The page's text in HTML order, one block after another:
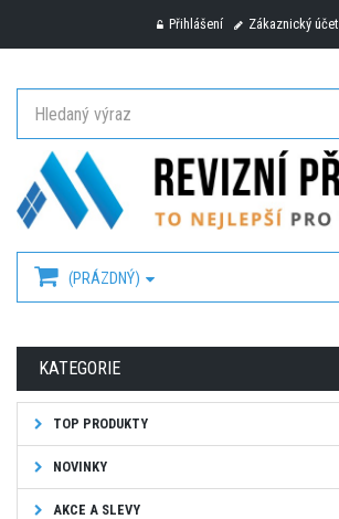
Přihlášení Zákaznický účet
(PRÁZDNÝ)
KATEGORIE
TOP PRODUKTY
NOVINKY
AKCE A SLEVY